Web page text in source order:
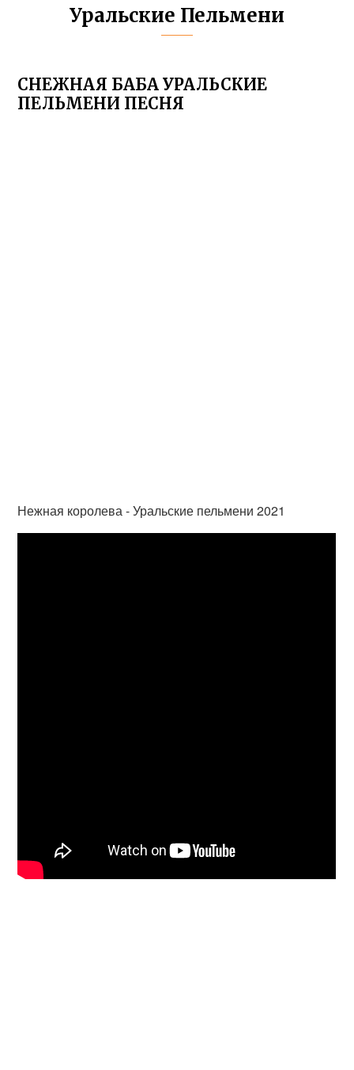
Уральские Пельмени
СНЕЖНАЯ БАБА УРАЛЬСКИЕ
ПЕЛЬМЕНИ ПЕСНЯ
Нежная королева - Уральские пельмени 2021